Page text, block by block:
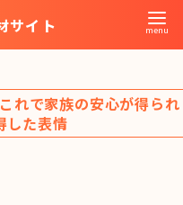
サイト
れで家族の安心が得られ
した表情